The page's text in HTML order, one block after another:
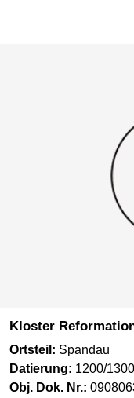
Kloster
Ortsteil: Spandau
Datierung: 1200/1300
Obj. Dok. Nr.: